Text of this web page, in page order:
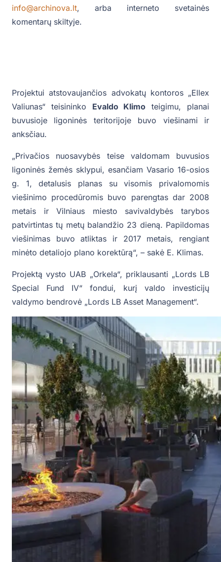
info@archinova.lt, arba interneto svetainės
komentarų skiltyje.
Projektui atstovaujančios advokatų kontoros „Ellex
Valiunas“ teisininko Evaldo Klimo teigimu, planai
buvusioje ligoninės teritorijoje buvo viešinami ir
anksčiau.
„Privačios nuosavybės teise valdomam buvusios
ligoninės žemės sklypui, esančiam Vasario 16-osios
g. 1, detalusis planas su visomis privalomomis
viešinimo procedūromis buvo parengtas dar 2008
metais ir Vilniaus miesto savivaldybės tarybos
patvirtintas tų metų balandžio 23 dieną. Papildomas
viešinimas buvo atliktas ir 2017 metais, rengiant
minėto detaliojo plano korektūrą“, – sakė E. Klimas.
Projektą vysto UAB „Orkela“, priklausanti „Lords LB
Special Fund IV“ fondui, kurį valdo investicijų
valdymo bendrovė „Lords LB Asset Management“.